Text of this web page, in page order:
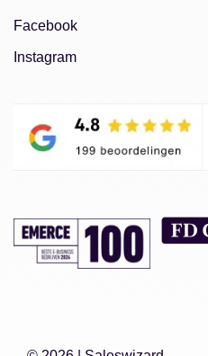
Facebook
Instagram